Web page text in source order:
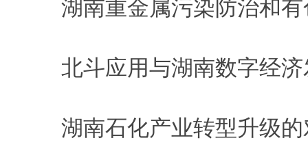
湖南重金属污染防治和
北斗应用与湖南数字经
湖南石化产业转型升级